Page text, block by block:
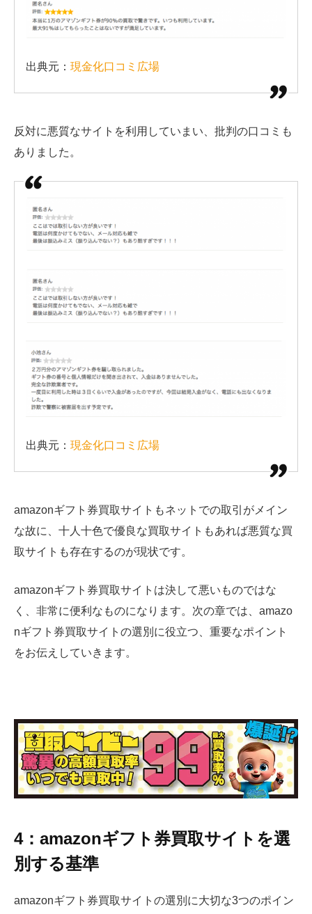
出典元： 現金化口コミ広場
反対に悪質なサイトを利用していまい、批判の口コミも
ありました。
出典元： 現金化口コミ広場
amazonギフト券買取サイトもネットでの取引がメイン
な故に、十人十色で優良な買取サイトもあれば悪質な買
取サイトも存在するのが現状です。
amazonギフト券買取サイトは決して悪いものではな
く、非常に便利なものになります。次の章では、amazo
nギフト券買取サイトの選別に役立つ、重要なポイント
をお伝えしていきます。
4：amazonギフト券買取サイトを選
別する基準
amazonギフト券買取サイトの選別に大切な3つのポイン